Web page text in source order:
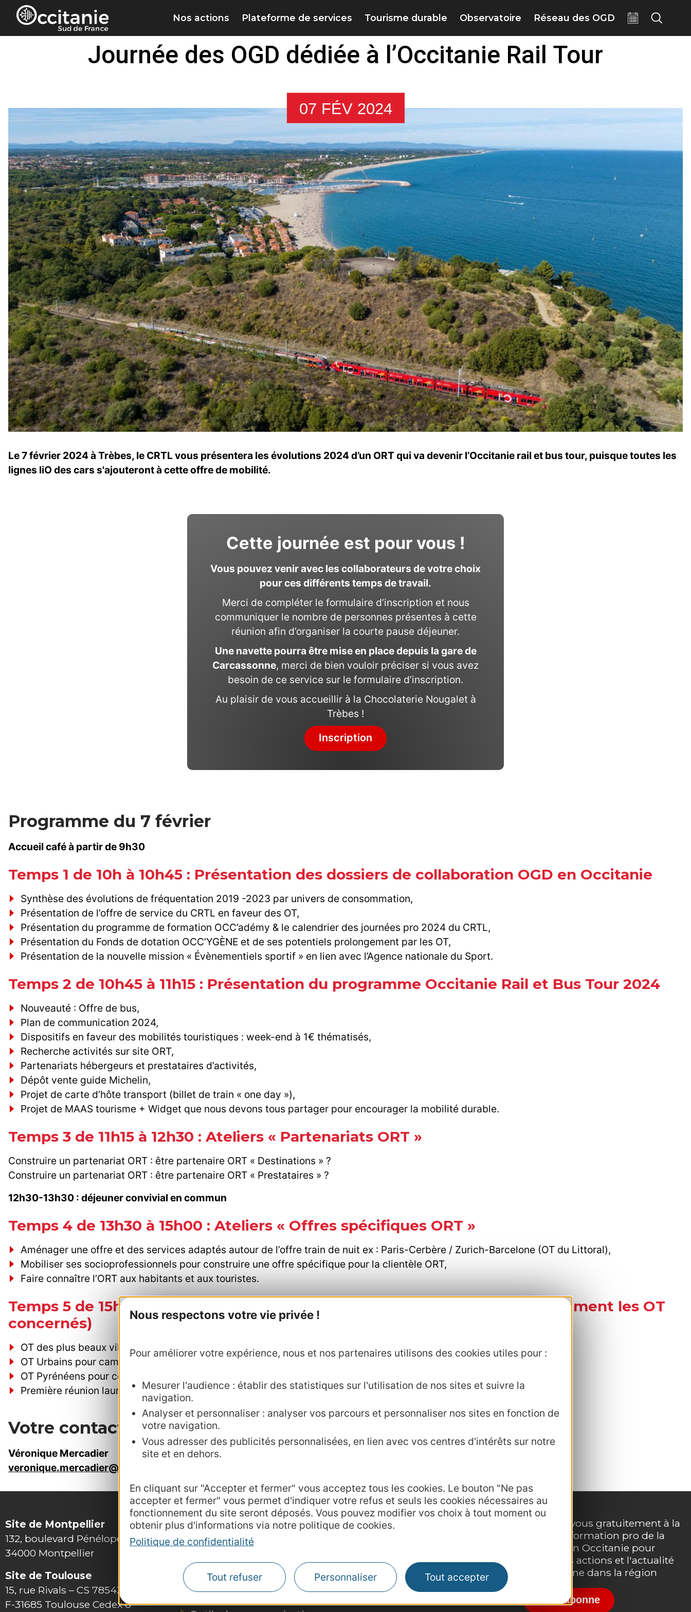
Panneau de gestion des cookies
Nous respectons votre vie privée !
Pour améliorer votre expérience, nous et nos partenaires utilisons des cookies utiles pour :
Mesurer l'audience : établir des statistiques sur l'utilisation de nos sites et suivre la
navigation.
Analyser et personnaliser : analyser vos parcours et personnaliser nos sites en fonction de
votre navigation.
Vous adresser des publicités personnalisées, en lien avec vos centres d'intérêts sur notre
site et en dehors.
En cliquant sur "Accepter et fermer" vous acceptez tous les cookies. Le bouton "Ne pas
accepter et fermer" vous permet d'indiquer votre refus et seuls les cookies nécessaires au
fonctionnement du site seront déposés. Vous pouvez modifier vos choix à tout moment ou
obtenir plus d'informations via notre politique de cookies.
Politique de confidentialité
Tout refuser Personnaliser Tout accepter
Nos actions Plateforme de services Tourisme durable Observatoire Réseau des OGD
Journée des OGD dédiée à l’Occitanie Rail Tour
07 FÉV 2024
Le 7 février 2024 à Trèbes, le CRTL vous présentera les évolutions 2024 d’un ORT qui va devenir l’Occitanie rail et bus tour, puisque toutes les
lignes liO des cars s'ajouteront à cette offre de mobilité.
Cette journée est pour vous !
Vous pouvez venir avec les collaborateurs de votre choix
pour ces différents temps de travail.
Merci de compléter le formulaire d’inscription et nous
communiquer le nombre de personnes présentes à cette
réunion afin d’organiser la courte pause déjeuner.
Une navette pourra être mise en place depuis la gare de
Carcassonne, merci de bien vouloir préciser si vous avez
besoin de ce service sur le formulaire d’inscription.
Au plaisir de vous accueillir à la Chocolaterie Nougalet à
Trèbes !
Inscription
Programme du 7 février
Accueil café à partir de 9h30
Temps 1 de 10h à 10h45 : Présentation des dossiers de collaboration OGD en Occitanie
Synthèse des évolutions de fréquentation 2019 -2023 par univers de consommation,
Présentation de l’offre de service du CRTL en faveur des OT,
Présentation du programme de formation OCC’adémy & le calendrier des journées pro 2024 du CRTL,
Présentation du Fonds de dotation OCC’YGÈNE et de ses potentiels prolongement par les OT,
Présentation de la nouvelle mission « Évènementiels sportif » en lien avec l’Agence nationale du Sport.
Temps 2 de 10h45 à 11h15 : Présentation du programme Occitanie Rail et Bus Tour 2024
Nouveauté : Offre de bus,
Plan de communication 2024,
Dispositifs en faveur des mobilités touristiques : week-end à 1€ thématisés,
Recherche activités sur site ORT,
Partenariats hébergeurs et prestataires d’activités,
Dépôt vente guide Michelin,
Projet de carte d’hôte transport (billet de train « one day »),
Projet de MAAS tourisme + Widget que nous devons tous partager pour encourager la mobilité durable.
Temps 3 de 11h15 à 12h30 : Ateliers « Partenariats ORT »
Construire un partenariat ORT : être partenaire ORT « Destinations » ?
Construire un partenariat ORT : être partenaire ORT « Prestataires » ?
12h30-13h30 : déjeuner convivial en commun
Temps 4 de 13h30 à 15h00 : Ateliers « Offres spécifiques ORT »
Aménager une offre et des services adaptés autour de l’offre train de nuit ex : Paris-Cerbère / Zurich-Barcelone (OT du Littoral),
Mobiliser ses socioprofessionnels pour construire une offre spécifique pour la clientèle ORT,
Faire connaître l’ORT aux habitants et aux touristes.
Temps 5 de 15h à 16h00 : Temps d’échanges sur projets spécifiques (uniquement les OT
concernés)
OT des plus beaux villages de France pour campagne collective avec OTAs,
OT Urbains pour campagne collective avec OTAs,
OT Pyrénéens pour coordination actions collectives Agence des Pyrénées et CRTL,
Première réunion lauréats AMI Green destinations.
Votre contact au CRTL
Véronique Mercadier
veronique.mercadier@crtoccitanie.fr
Site de Montpellier
132, boulevard Pénélope
34000 Montpellier
Site de Toulouse
15, rue Rivals – CS 78543
F-31685 Toulouse Cedex 6
Agence AD'OCC
Business/Mice
Thermalisme
Inscrivez-vous gratuitement à la
lettre d'information pro de la
destination Occitanie pour
suivre nos actions et l'actualité
du tourisme dans la région
Je m'abonne